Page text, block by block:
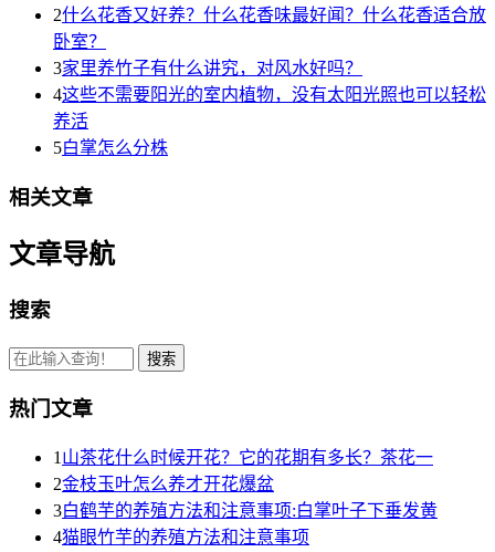
2什么花香又好养？什么花香味最好闻？什么花香适合放
卧室？
3家里养竹子有什么讲究，对风水好吗？
4这些不需要阳光的室内植物，没有太阳光照也可以轻松
养活
5白掌怎么分株
相关文章
文章导航
搜索
热门文章
1 山茶花什么时候开花？它的花期有多长？茶花一
2金枝玉叶怎么养才开花爆盆
3白鹤芋的养殖方法和注意事项:白掌叶子下垂发黄
4猫眼竹芋的养殖方法和注意事项